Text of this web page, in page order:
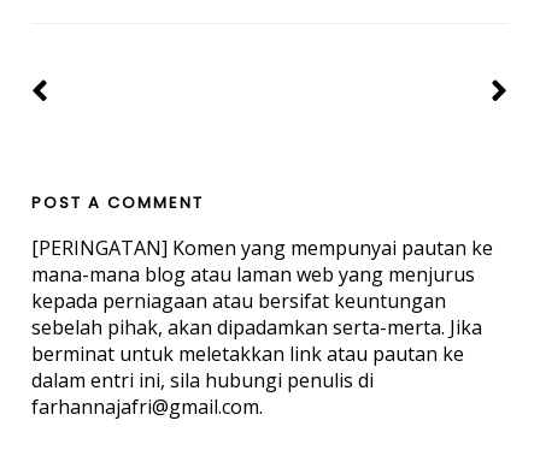
POST A COMMENT
[PERINGATAN] Komen yang mempunyai pautan ke
mana-mana blog atau laman web yang menjurus
kepada perniagaan atau bersifat keuntungan
sebelah pihak, akan dipadamkan serta-merta. Jika
berminat untuk meletakkan link atau pautan ke
dalam entri ini, sila hubungi penulis di
farhannajafri@gmail.com.